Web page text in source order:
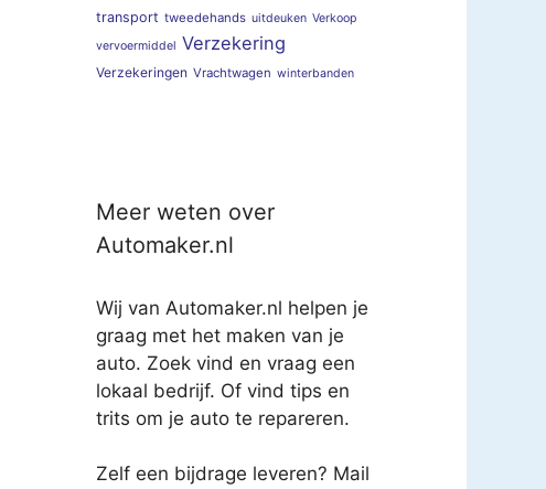
transport tweedehands uitdeuken Verkoop
vervoermiddel Verzekering
Verzekeringen Vrachtwagen winterbanden
Meer weten over
Automaker.nl
Wij van Automaker.nl helpen je
graag met het maken van je
auto. Zoek vind en vraag een
lokaal bedrijf. Of vind tips en
trits om je auto te repareren.
Zelf een bijdrage leveren? Mail